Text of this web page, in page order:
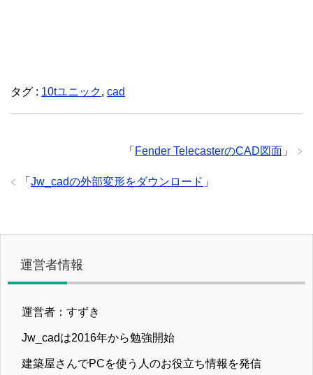
タグ : 10tユニック, cad
「 Fender TelecasterのCAD図面 」
「 Jw_cadの外部変形をダウンロード 」
運営者情報
運営者：すずき
Jw_cadは2016年から勉強開始
建築屋さんでPCを使う人のお役立ち情報を発信